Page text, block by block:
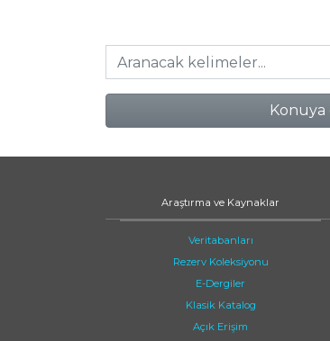
Araştırma ve Kaynaklar
Veritabanları
Rezerv Koleksiyonu
E-Dergiler
Klasik Katalog
Açık Erişim